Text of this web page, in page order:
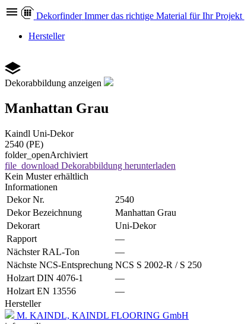
Dekorfinder Immer das richtige Material für Ihr Projekt
Hersteller
Dekorabbildung anzeigen
Manhattan Grau
Kaindl Uni-Dekor
2540 (PE)
folder_openArchiviert
file_download Dekorabbildung herunterladen
Kein Muster erhältlich
Informationen
Dekor Nr.
2540
Dekor Bezeichnung
Manhattan Grau
Dekorart
Uni-Dekor
Rapport
—
Nächster RAL-Ton
—
Nächste NCS-Entsprechung NCS S 2002-R / S 250
Holzart DIN 4076-1
—
Holzart EN 13556
—
Hersteller
M. KAINDL, KAINDL FLOORING GmbH